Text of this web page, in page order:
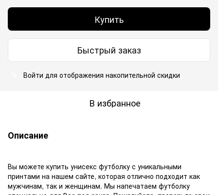
Купить
Быстрый заказ
Войти для отображения накопительной скидки
В избранное
Описание
Вы можете купить унисекс футболку с уникальными
принтами на нашем сайте, которая отлично подходит как
мужчинам, так и женщинам. Мы напечатаем футболку